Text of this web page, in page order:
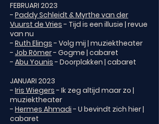
FEBRUARI 2023
- Paddy Schleidt & Myrthe van der
Vuurst de Vries - Tijd is een illusie | revue
van nu
- Ruth Elings - Volg mij | muziektheater
- Job Römer- Gogme | cabaret
- Abu Younis - Doorplakken | cabaret
JANUARI 2023
- Iris Wiegers - Ik zeg altijd maar zo |
muziektheater
- Hermes Ahmadi - U bevindt zich hier |
cabaret